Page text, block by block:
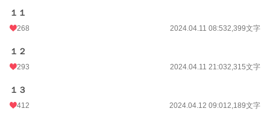
１１
268 2024.04.11 08:532,399文字
１２
293 2024.04.11 21:032,315文字
１３
412 2024.04.12 09:012,189文字